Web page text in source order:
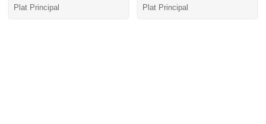
Plat Principal
Plat Principal